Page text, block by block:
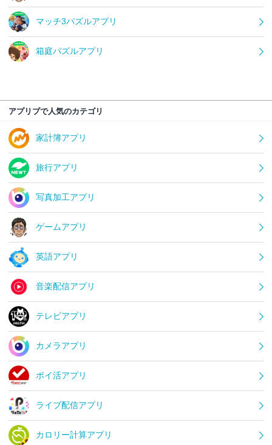
マッチ3パズルアプリ
箱庭パズルアプリ
アプリブで人気のカテゴリ
家計簿アプリ
旅行アプリ
写真加工アプリ
ゲームアプリ
英語アプリ
音楽配信アプリ
テレビアプリ
カメラアプリ
ポイ活アプリ
ライブ配信アプリ
カロリー計算アプリ